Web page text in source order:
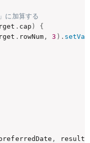
に加算する
. cap )
{
. rowNum , 3 ) .
, result